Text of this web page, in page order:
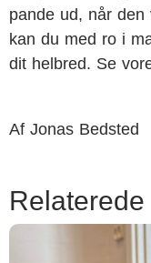
pande ud, når
kan du med ro i
dit helbred. Se
Af Jonas Bedsted